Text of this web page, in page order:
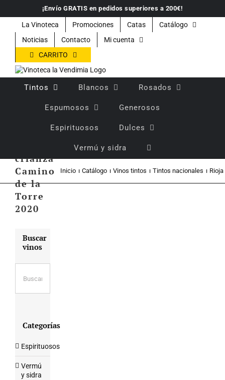
contenido
¡Envío GRATIS en pedidos superiores a 200€!
La Vinoteca Promociones Catas
Catálogo
Noticias
Contacto
Mi cuenta
CARRITO
Tintos Blancos Rosados
Espumosos Generosos
Espirituosos Dulces
Vermú y sidra
crianza
Camino
de la
Torre
2020
Inicio Catálogo Vinos tintos Tintos nacionales Rioja
Buscar
vinos
Categorías
Espirituosos
Vermú
y sidra